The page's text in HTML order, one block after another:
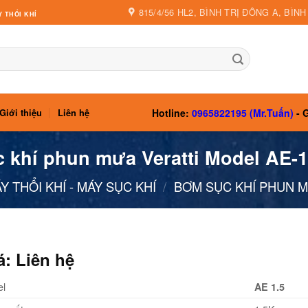
THỔI KHÍ 815/4/56 HL2, BÌNH TRỊ ĐÔNG A,
Giới thiệu Liên hệ Hotline: 0965822195 (Mr.Tuấn) -
khí phun mưa Veratti Model AE-
THỔI KHÍ - MÁY SỤC KHÍ / BƠM SỤC KHÍ PHUN
Liên hệ
AE 1.5